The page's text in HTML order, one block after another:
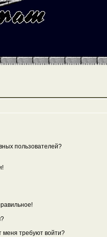
пользователей?
меня требуют войти?